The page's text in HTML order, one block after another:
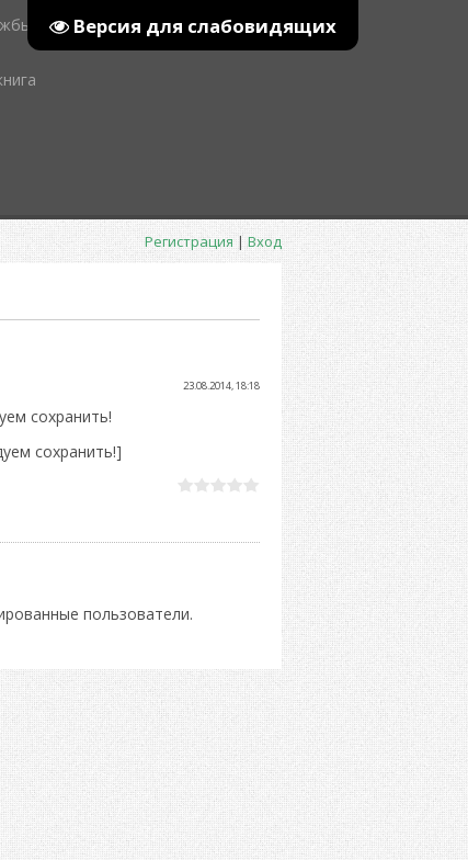
Версия для слабовидящих
Регистрация|Вход
23.08.2014, 18:18
сохранить!
сохранить!]
пользователи.